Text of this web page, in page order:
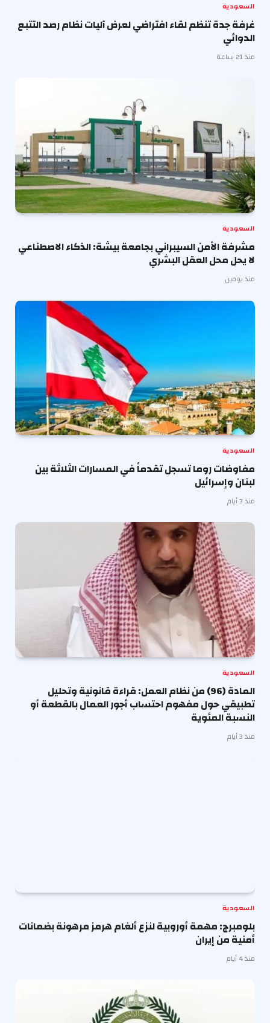
السعودية
غرفة جدة تنظم لقاء افتراضي لعرض آليات نظام رصد التتبع
الدوائي
منذ 21 ساعة
السعودية
مشرفة الأمن السيبراني بجامعة بيشة: الذكاء الاصطناعي
لا يحل محل العقل البشري
منذ يومين
السعودية
مفاوضات روما تسجل تقدماً في المسارات الثلاثة بين
لبنان وإسرائيل
منذ 3 أيام
السعودية
المادة (96) من نظام العمل: قراءة قانونية وتحليل
تطبيقي حول مفهوم احتساب أجور العمال بالقطعة أو
النسبة المئوية
منذ 3 أيام
السعودية
بلومبرج: مهمة أوروبية لنزع ألغام هرمز مرهونة بضمانات
أمنية من إيران
منذ 4 أيام